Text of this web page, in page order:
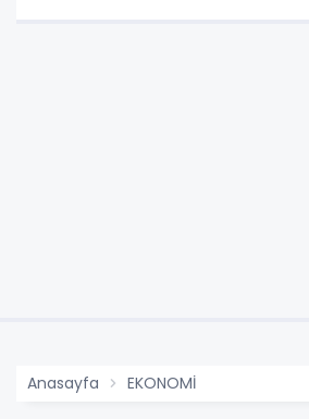
Anasayfa EKONOMİ